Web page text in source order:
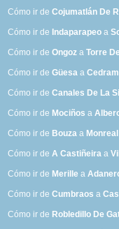
Cómo ir deCojumatlán De
Cómo ir de Indaparapeo a
Cómo ir deOngoz aTorre
Cómo ir deGüesa a
Cómo ir deCanales De La
Cómo ir de Mociños a
Cómo ir de Bouza a
Cómo ir deA Castiñeira a
Cómo ir de Merille a
Cómo ir deCumbraos a
Cómo ir de Robledillo De